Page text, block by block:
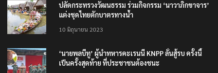
ปลัดกระทรวงวัฒนธรรม ร่วมกิจกรรม ‘นาวาภิกขาจาร’
แต่งชุดไทยตักบาตรทางน้ำ
10 มิถุนายน 2023
‘นายพลบีทู’ ผู้นำทหารคะเรนนี KNPP ลั่นสู้รบ ครั้งนี้
เป็นครั้งสุดท้าย ที่ประชาชนต้องชนะ